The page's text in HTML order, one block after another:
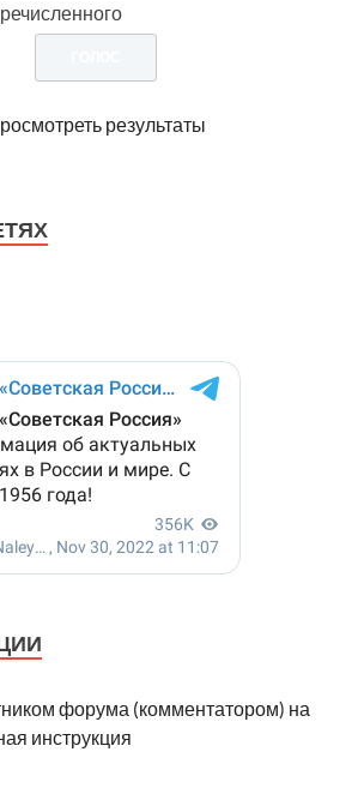
результаты
форума (комментатором) на
инструкция